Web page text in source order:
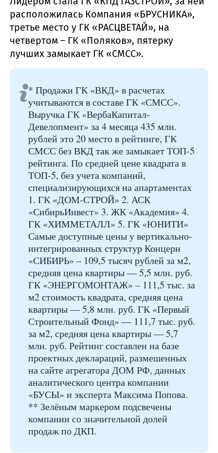
расположилась Компания «БРУСНИКА»,
третье место у ГК «РАСЦВЕТАЙ», на
четвертом – ГК «Поляков», пятерку
лучших замыкает ГК «СМСС».
* Продажи ГК «ВКД» в расчетах
учитываются в составе ГК «СМСС».
Выручка ГК «ВербаКапитал-
Девелопмент» за 4 месяца 435 млн.
рублей это 20 место в рейтинге, ГК
СМСС без ВКД так же замыкает ТОП-5
рейтинга. По средней цене квадрата в
ТОП-5, без учета компаний,
специализирующихся на апартаментах
1. ГК «ДОМ-СТРОЙ» 2. АСК
«СибирьИнвест» 3. ЖК «Академия» 4.
ГК «ХИММЕТАЛЛ» 5. ГК «ЮНИТИ»
Самые доступные цены у вертикально-
интегрированных структур Концерн
«СИБИРЬ» – 109,5 тысяч рублей за м2,
средняя цена квартиры — 5,5 млн. руб.
ГК «ЭНЕРГОМОНТАЖ» – 111,5 тыс. за
м2 стоимость квадрата, средняя цена
квартиры — 5,8 млн. руб. ГК «Первый
Строительный Фонд» — 111,7 тыс. руб.
за м2, средняя цена квартиры — 5,7
млн. руб. Рейтинг составлен на базе
проектных деклараций, размешенных
на сайте агрегатора ДОМ РФ, данных
аналитического центра компании
«БУСЫ» и эксперта Максима Попова.
** Зелёным маркером подсвечены
компании со значительной долей
продаж по ДКП.